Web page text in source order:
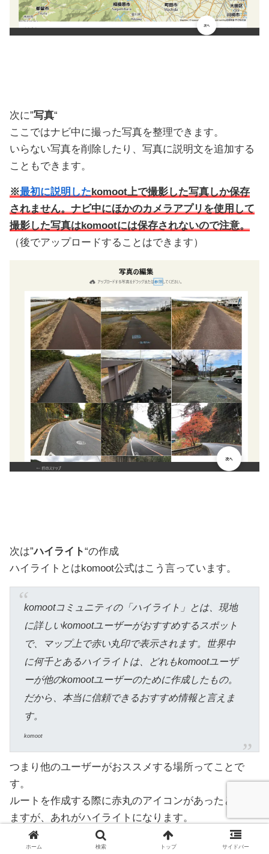
次に”写真“
ここではナビ中に撮った写真を整理できます。
いらない写真を削除したり、写真に説明文を追加する
こともできます。
※最初に説明したkomoot上で撮影した写真しか保存
されません。ナビ中にほかのカメラアプリを使用して
撮影した写真はkomootには保存されないので注意。
（後でアップロードすることはできます）
次は”ハイライト“の作成
ハイライトとはkomoot公式はこう言っています。
komootコミュニティの「ハイライト」とは、現地
に詳しいkomootユーザーがおすすめするスポット
で、マップ上で赤い丸印で表示されます。世界中
に何千とあるハイライトは、どれもkomootユーザ
ーが他のkomootユーザーのために作成したもの。
だから、本当に信頼できるおすすめ情報と言えま
す。
komoot
つまり他のユーザーがおススメする場所ってことで
す。
ルートを作成する際に赤丸のアイコンがあったと思い
ますが、あれがハイライトになります。
ホーム 検索 トップ サイドバー